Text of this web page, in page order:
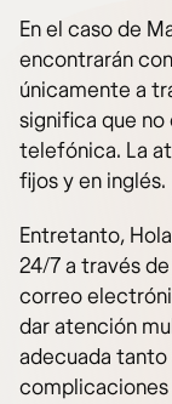
En el caso de
encontrarán
únicamente a
significa que
telefónica. La
fijos y en inglés.
Entretanto,
24/7 a través
correo
dar atención
adecuada tanto